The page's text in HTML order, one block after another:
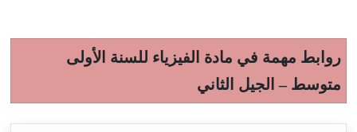
روابط مهمة في مادة الفيزياء للسنة الأولى
متوسط – الجيل الثاني